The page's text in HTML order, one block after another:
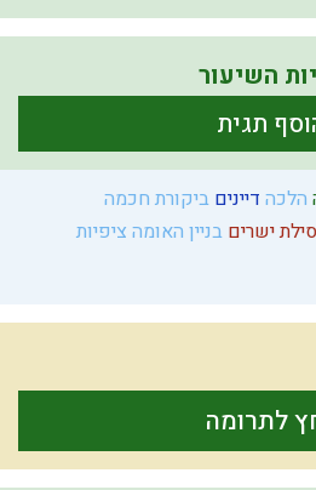
הלכה דיינים ביקורת חכמה
ישרים בניין האומה ציפיות
לתרומה
השיעור
תגית